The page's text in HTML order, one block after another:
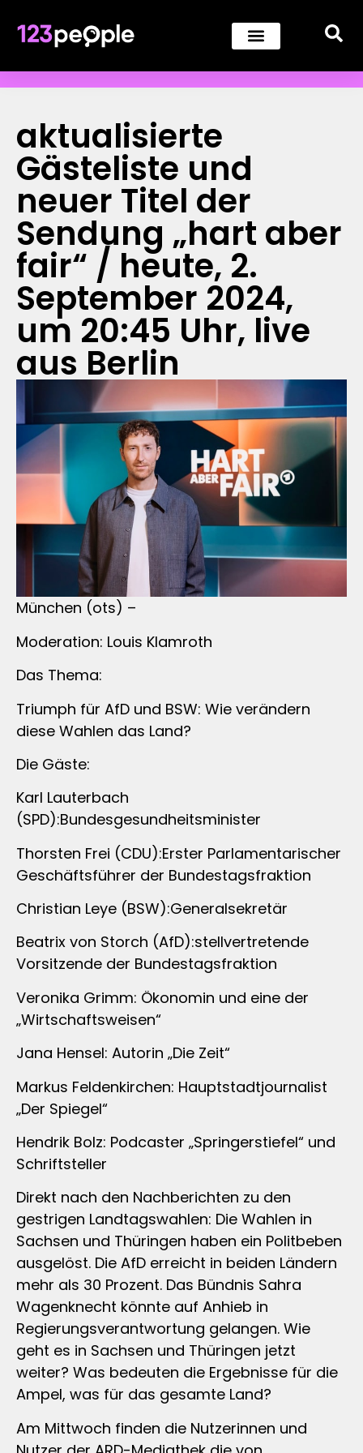
aktualisierte
Gästeliste und
neuer Titel der
Sendung „hart aber
fair“ / heute, 2.
September 2024,
um 20:45 Uhr, live
aus Berlin
München (ots) –
Moderation: Louis Klamroth
Das Thema:
Triumph für AfD und BSW: Wie verändern
diese Wahlen das Land?
Die Gäste:
Karl Lauterbach
(SPD):Bundesgesundheitsminister
Thorsten Frei (CDU):Erster Parlamentarischer
Geschäftsführer der Bundestagsfraktion
Christian Leye (BSW):Generalsekretär
Beatrix von Storch (AfD):stellvertretende
Vorsitzende der Bundestagsfraktion
Veronika Grimm: Ökonomin und eine der
„Wirtschaftsweisen“
Jana Hensel: Autorin „Die Zeit“
Markus Feldenkirchen: Hauptstadtjournalist
„Der Spiegel“
Hendrik Bolz: Podcaster „Springerstiefel“ und
Schriftsteller
Direkt nach den Nachberichten zu den
gestrigen Landtagswahlen: Die Wahlen in
Sachsen und Thüringen haben ein Politbeben
ausgelöst. Die AfD erreicht in beiden Ländern
mehr als 30 Prozent. Das Bündnis Sahra
Wagenknecht könnte auf Anhieb in
Regierungsverantwortung gelangen. Wie
geht es in Sachsen und Thüringen jetzt
weiter? Was bedeuten die Ergebnisse für die
Ampel, was für das gesamte Land?
Am Mittwoch finden die Nutzerinnen und